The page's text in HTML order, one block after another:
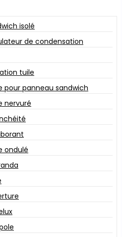
isolé
de condensation
tuile
pour panneau sandwich
nervuré
ondulé